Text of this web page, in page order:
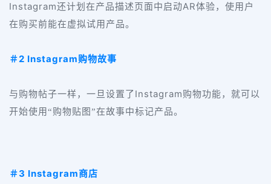
Instagram还计划在产品描述页面中启动AR体验，使用户
在购买前能在虚拟试用产品。
＃2 Instagram购物故事
与购物帖子一样，一旦设置了 Instagram购物功能，就可以
开始使用“购物贴图”在故事中标记产品。
＃3 Instagram商店